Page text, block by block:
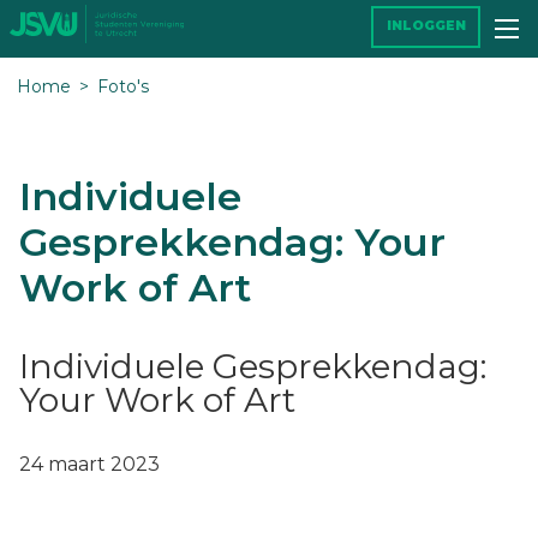
Home Foto's
Individuele
Gesprekkendag: Your
Work of Art
Individuele Gesprekkendag:
Your Work of Art
24 maart 2023
INLOGGEN